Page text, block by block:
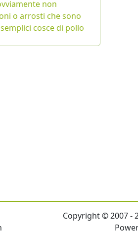
non
o arrosti che sono
cosce di pollo
Copyright © 2007 -